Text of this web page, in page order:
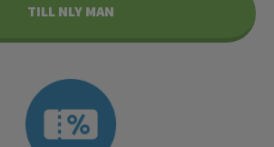
TILL NLY MAN